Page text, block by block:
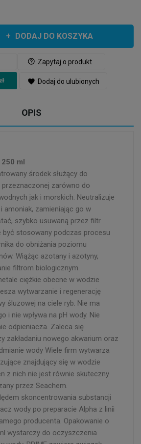
DODAJ DO KOSZYKA
help_outline Zapytaj o produkt
favorite Dodaj do ulubionych
OPIS
ml
środek służący do
przeznaczonej zarówno do
jak i morskich. Neutralizuje
amoniak, zamieniając go w
szybko usuwaną przez filtr
być stosowany podczas procesu
do obniżania poziomu
Wiążąc azotany i azotyny,
filtrom biologicznym.
ciężkie obecne w wodzie
wytwarzanie i regenerację
śluzowej na ciele ryb. Nie ma
i nie wpływa na pH wody. Nie
odpieniacza. Zaleca się
zakładaniu nowego akwarium oraz
wody Wiele firm wytwarza
znajdujący się w wodzie
z nich nie jest równie skuteczny
przez Seachem.
skoncentrowania substancji
wody po preparacie Alpha z linii
producenta. Opakowanie o
wystarczy do oczyszczenia